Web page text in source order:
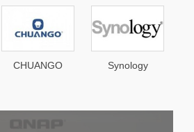
Synology Legrand